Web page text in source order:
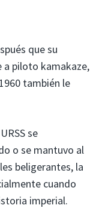
que su
a piloto kamakaze,
también le
se
o se mantuvo al
beligerantes, la
cuando
imperial.